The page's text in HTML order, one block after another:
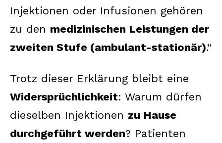
Injektionen oder Infusionen gehören
zu den medizinischen Leistungen der
zweiten Stufe (ambulant-stationär).“
Trotz dieser Erklärung bleibt eine
Widersprüchlichkeit: Warum dürfen
dieselben Injektionen zu Hause
durchgeführt werden? Patienten